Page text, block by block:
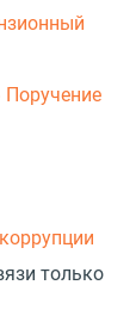
Поручение
только